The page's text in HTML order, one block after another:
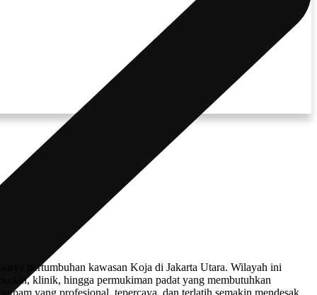
pertumbuhan kawasan Koja di Jakarta Utara. Wilayah ini
klinik, hingga permukiman padat yang membutuhkan